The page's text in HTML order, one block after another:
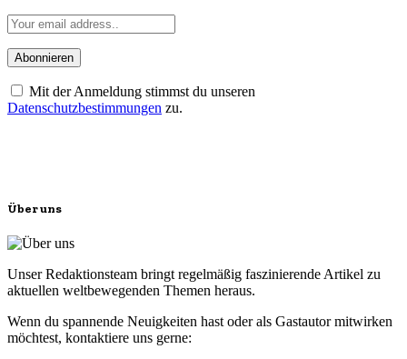
Mit der Anmeldung stimmst du unseren
Datenschutzbestimmungen zu.
Über uns
Unser Redaktionsteam bringt regelmäßig faszinierende Artikel zu
aktuellen weltbewegenden Themen heraus.
Wenn du spannende Neuigkeiten hast oder als Gastautor mitwirken
möchtest, kontaktiere uns gerne: